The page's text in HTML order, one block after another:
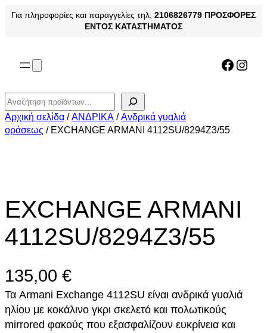
Μετάβαση
Για πληροφορίες και παραγγελίες τηλ. 2106826779 ΠΡΟΣΦΟΡΕΣ
ΕΝΤΟΣ ΚΑΤΑΣΤΗΜΑΤΟΣ
Αναζήτηση
Αρχική σελίδα /ΑΝΔΡΙΚΑ /Ανδρικά γυαλιά
οράσεως / EXCHANGE ARMANI 4112SU/8294Z3/55
EXCHANGE ARMANI
4112SU/8294Z3/55
135,00 €
Τα Armani Exchange 4112SU είναι ανδρικά γυαλιά
ηλίου με κοκάλινο γκρι σκελετό και πολωτικούς
mirrored φακούς που εξασφαλίζουν ευκρίνεια και